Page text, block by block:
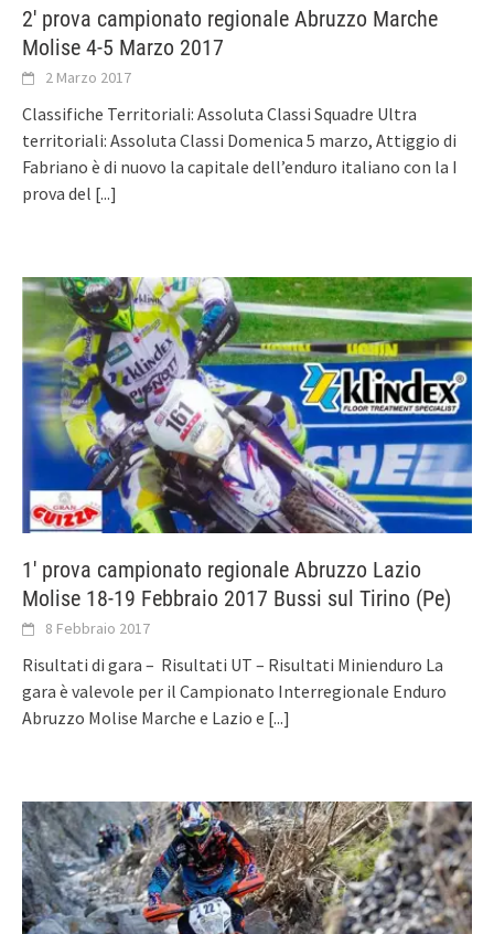
2′ prova campionato regionale Abruzzo Marche
Molise 4-5 Marzo 2017
2 Marzo 2017
Classifiche Territoriali: Assoluta Classi Squadre Ultra
territoriali: Assoluta Classi Domenica 5 marzo, Attiggio di
Fabriano è di nuovo la capitale dell’enduro italiano con la I
prova del [...]
1′ prova campionato regionale Abruzzo Lazio
Molise 18-19 Febbraio 2017 Bussi sul Tirino (Pe)
8 Febbraio 2017
Risultati di gara – Risultati UT – Risultati Minienduro La
gara è valevole per il Campionato Interregionale Enduro
Abruzzo Molise Marche e Lazio e [...]